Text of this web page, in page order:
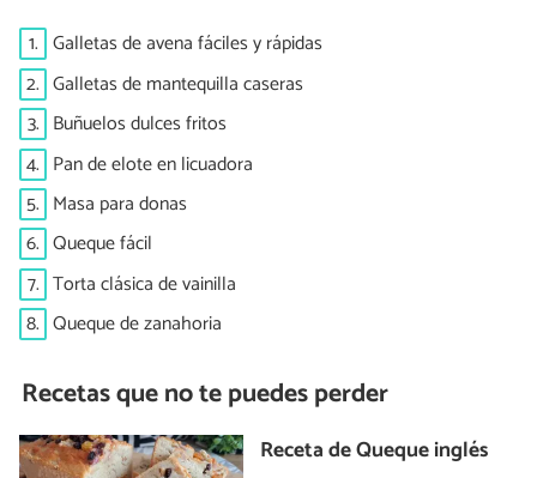
1. Galletas de avena fáciles y rápidas
2. Galletas de mantequilla caseras
3. Buñuelos dulces fritos
4. Pan de elote en licuadora
5. Masa para donas
6. Queque fácil
7. Torta clásica de vainilla
8. Queque de zanahoria
Recetas que no te puedes perder
Receta de Queque inglés